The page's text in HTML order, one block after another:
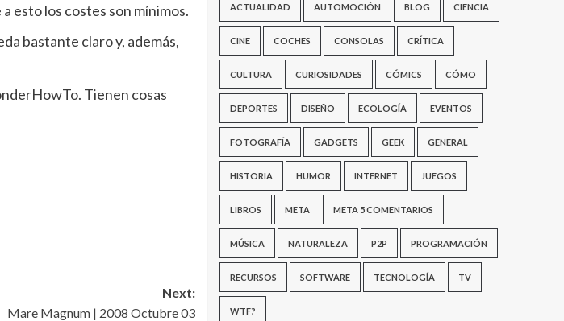
esto los costes son mínimos.
bastante claro y, además,
Tienen cosas
Next:
Mare Magnum | 2008 Octubre 03
ACTUALIDAD AUTOMOCIÓN BLOG CIENCIA
CINE COCHES CONSOLAS CRÍTICA
CULTURA CURIOSIDADES CÓMICS CÓMO
DEPORTES DISEÑO ECOLOGÍA EVENTOS
FOTOGRAFÍA GADGETS GEEK GENERAL
HISTORIA HUMOR INTERNET JUEGOS
LIBROS META META 5 COMENTARIOS
MÚSICA NATURALEZA P2P PROGRAMACIÓN
RECURSOS SOFTWARE TECNOLOGÍA TV
WTF?